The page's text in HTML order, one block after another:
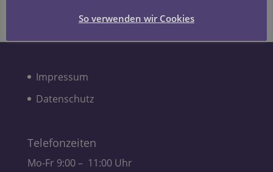
Impressum
Datenschutz
Telefonzeiten
Mo-Fr 9:00 – 11:00 Uhr
So verwenden wir Cookies